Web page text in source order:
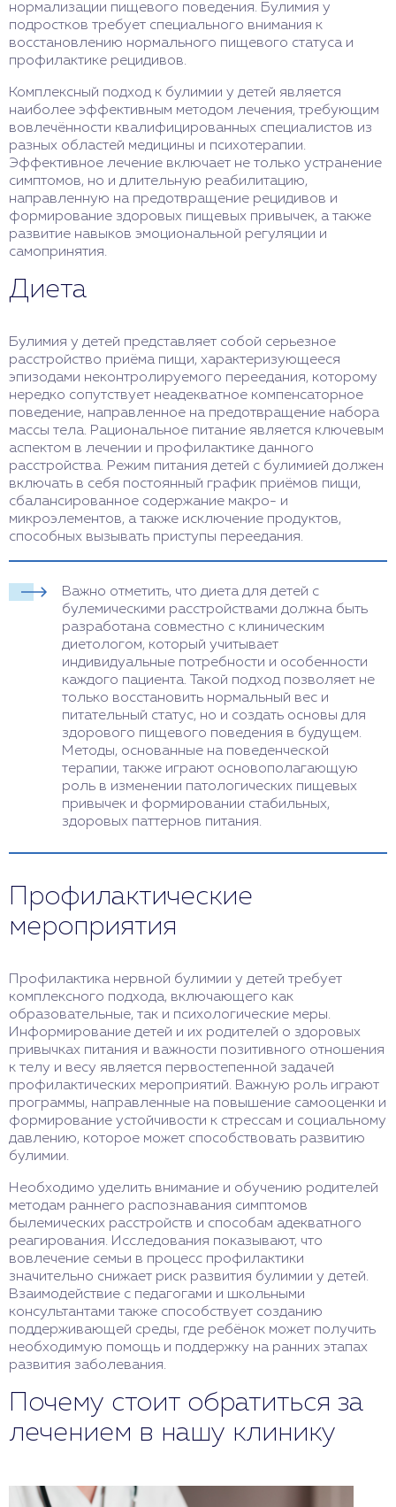
нормализации пищевого поведения. Булимия у
подростков требует специального внимания к
восстановлению нормального пищевого статуса и
профилактике рецидивов.
Комплексный подход к булимии у детей является
наиболее эффективным методом лечения, требующим
вовлечённости квалифицированных специалистов из
разных областей медицины и психотерапии.
Эффективное лечение включает не только устранение
симптомов, но и длительную реабилитацию,
направленную на предотвращение рецидивов и
формирование здоровых пищевых привычек, а также
развитие навыков эмоциональной регуляции и
самопринятия.
Диета
Булимия у детей представляет собой серьезное
расстройство приёма пищи, характеризующееся
эпизодами неконтролируемого переедания, которому
нередко сопутствует неадекватное компенсаторное
поведение, направленное на предотвращение набора
массы тела. Рациональное питание является ключевым
аспектом в лечении и профилактике данного
расстройства. Режим питания детей с булимией должен
включать в себя постоянный график приёмов пищи,
сбалансированное содержание макро- и
микроэлементов, а также исключение продуктов,
способных вызывать приступы переедания.
Важно отметить, что диета для детей с
булемическими расстройствами должна быть
разработана совместно с клиническим
диетологом, который учитывает
индивидуальные потребности и особенности
каждого пациента. Такой подход позволяет не
только восстановить нормальный вес и
питательный статус, но и создать основы для
здорового пищевого поведения в будущем.
Методы, основанные на поведенческой
терапии, также играют основополагающую
роль в изменении патологических пищевых
привычек и формировании стабильных,
здоровых паттернов питания.
Профилактические
мероприятия
Профилактика нервной булимии у детей требует
комплексного подхода, включающего как
образовательные, так и психологические меры.
Информирование детей и их родителей о здоровых
привычках питания и важности позитивного отношения
к телу и весу является первостепенной задачей
профилактических мероприятий. Важную роль играют
программы, направленные на повышение самооценки и
формирование устойчивости к стрессам и социальному
давлению, которое может способствовать развитию
булимии.
Необходимо уделить внимание и обучению родителей
методам раннего распознавания симптомов
былемических расстройств и способам адекватного
реагирования. Исследования показывают, что
вовлечение семьи в процесс профилактики
значительно снижает риск развития булимии у детей.
Взаимодействие с педагогами и школьными
консультантами также способствует созданию
поддерживающей среды, где ребёнок может получить
необходимую помощь и поддержку на ранних этапах
развития заболевания.
Почему стоит обратиться за
лечением в нашу клинику